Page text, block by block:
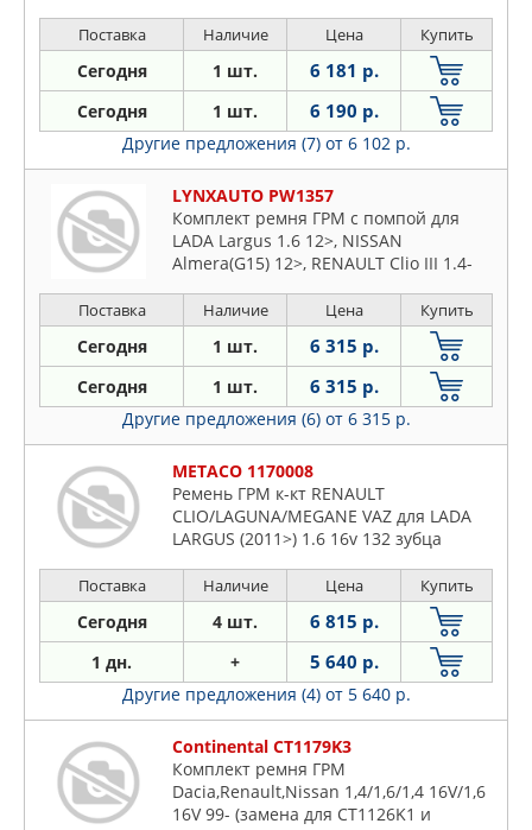
Поставка Наличие Цена Купить
Сегодня 1 шт. 6 181 р.
Сегодня 1 шт. 6 190 р.
Другие предложения (7) от 6 102 р.
LYNXAUTO PW1357
Комплект ремня ГРМ с помпой для
LADA Largus 1.6 12>, NISSAN
Almera(G15) 12>, RENAULT Clio III 1.4-
10>,Logan,Sandero I-II 1.6 10>,Megane
III 1.6 10>
Поставка Наличие Цена Купить
Сегодня 1 шт. 6 315 р.
Сегодня 1 шт. 6 315 р.
Другие предложения (6) от 6 315 р.
METACO 1170008
Ремень ГРМ к-кт RENAULT
CLIO/LAGUNA/MEGANE VAZ для LADA
LARGUS (2011>) 1.6 16v 132 зубца
Поставка Наличие Цена Купить
Сегодня 4 шт. 6 815 р.
1 дн. + 5 640 р.
Другие предложения (4) от 5 640 р.
Continental CT1179K3
Комплект ремня ГРМ
Dacia,Renault,Nissan 1,4/1,6/1,4 16V/1,6
16V 99- (замена для CT1126K1 и